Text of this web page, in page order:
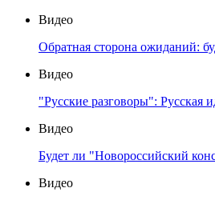
Видео
Обратная сторона ожиданий:
Видео
"Русские разговоры": Русская
Видео
Будет ли "Новороссийский
Видео